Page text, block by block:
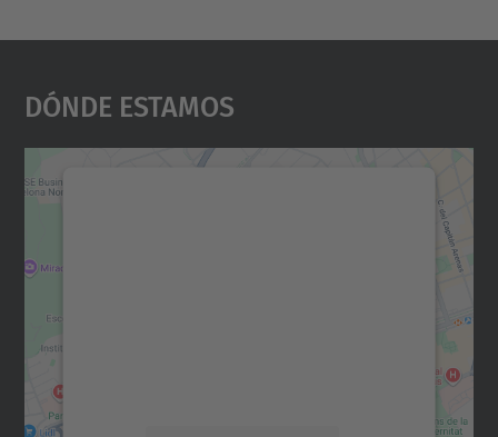
Dónde Estamos